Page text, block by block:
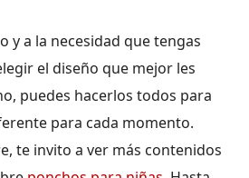
y a la necesidad que tengas
el diseño que mejor les
puedes hacerlos todos para
para cada momento.
te invito a ver más contenidos